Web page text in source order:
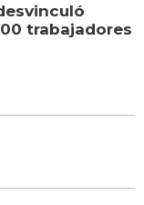
trabajadores